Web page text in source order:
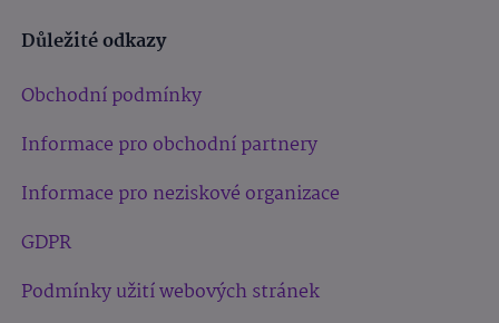
Důležité odkazy
Obchodní podmínky
Informace pro obchodní partnery
Informace pro neziskové organizace
GDPR
Podmínky užití webových stránek